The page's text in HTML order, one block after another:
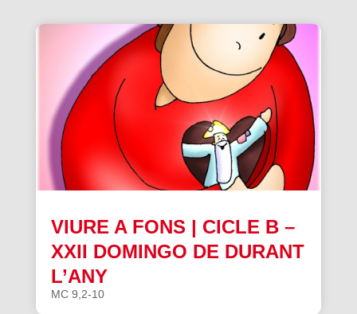
VIURE A FONS | CICLE B –
XXII DOMINGO DE DURANT
L’ANY
MC 9,2-10